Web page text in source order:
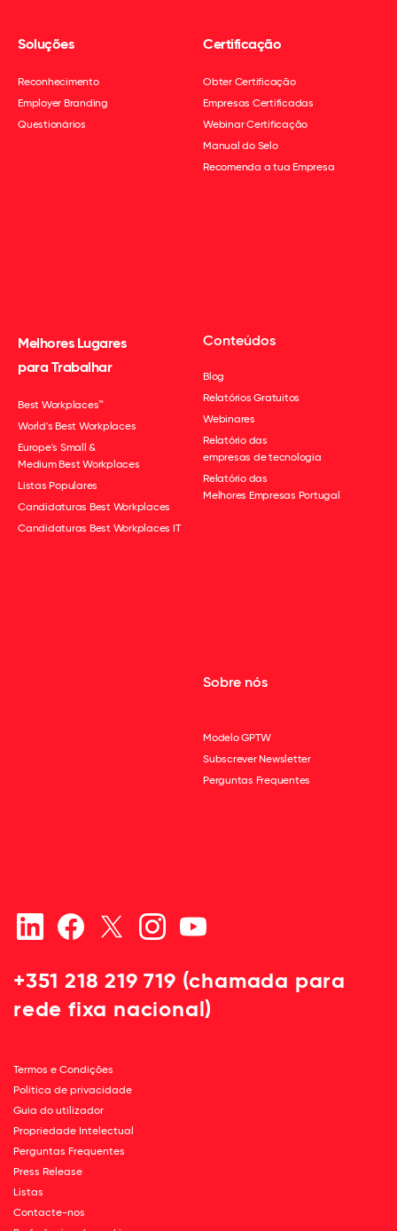
Soluções
Reconhecimento
Employer Branding
Questionários
Certificação
Obter Certificação
Empresas Certificadas
Webinar Certificação
Manual do Selo
Recomenda a tua Empresa
Melhores Lugares
para Trabalhar
Best Workplaces™
World's Best Workplaces
Europe's Small &
Medium Best Workplaces
Listas Populares
Candidaturas Best Workplaces
Candidaturas Best Workplaces IT
Conteúdos
Blog
Relatórios Gratuitos
Webinares
Relatório das
empresas de tecnologia
Relatório das
Melhores Empresas Portugal
Sobre nós
Modelo GPTW
Subscrever Newsletter
Perguntas Frequentes
+351 218 219 719 (chamada para
rede fixa nacional)
Termos e Condições
Política de privacidade
Guia do utilizador
Propriedade Intelectual
Perguntas Frequentes
Press Release
Listas
Contacte-nos